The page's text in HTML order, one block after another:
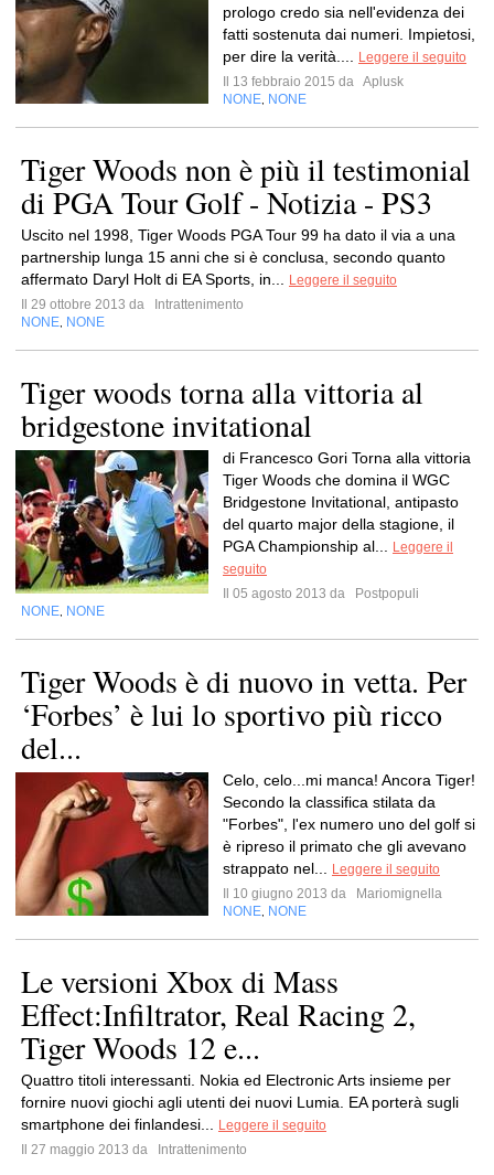
prologo credo sia nell'evidenza dei
fatti sostenuta dai numeri. Impietosi,
per dire la verità....
Leggere il seguito
Il 13 febbraio 2015 da Aplusk
NONE NONE
Tiger Woods non è più il testimonial
di PGA Tour Golf - Notizia - PS3
Uscito nel 1998, Tiger Woods PGA Tour 99 ha dato il via a una
partnership lunga 15 anni che si è conclusa, secondo quanto
affermato Daryl Holt di EA Sports, in...
Leggere il seguito
Il 29 ottobre 2013 da
Intrattenimento
NONE NONE
Tiger woods torna alla vittoria al
bridgestone invitational
di Francesco Gori Torna alla vittoria
Tiger Woods che domina il WGC
Bridgestone Invitational, antipasto
del quarto major della stagione, il
PGA Championship al...
Leggere il
seguito
Il 05 agosto 2013 da
Postpopuli
NONE NONE
Tiger Woods è di nuovo in vetta. Per
‘Forbes’ è lui lo sportivo più ricco
del...
Celo, celo...mi manca! Ancora Tiger!
Secondo la classifica stilata da
"Forbes", l'ex numero uno del golf si
è ripreso il primato che gli avevano
strappato nel...
Leggere il seguito
Il 10 giugno 2013 da
Mariomignella
NONE NONE
Le versioni Xbox di Mass
Effect:Infiltrator, Real Racing 2,
Tiger Woods 12 e...
Quattro titoli interessanti. Nokia ed Electronic Arts insieme per
fornire nuovi giochi agli utenti dei nuovi Lumia. EA porterà sugli
smartphone dei finlandesi...
Leggere il seguito
Il 27 maggio 2013 da
Intrattenimento